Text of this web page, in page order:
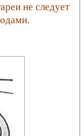
не следует